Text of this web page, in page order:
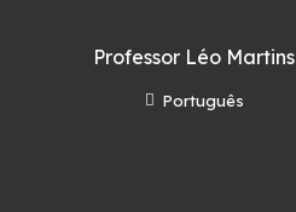
Professor Léo Martins
Português